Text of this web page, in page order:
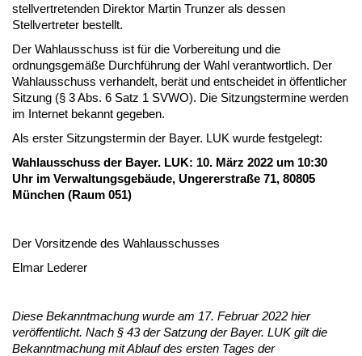
stellvertretenden Direktor Martin Trunzer als dessen
Stellvertreter bestellt.
Der Wahlausschuss ist für die Vorbereitung und die
ordnungsgemäße Durchführung der Wahl verantwortlich. Der
Wahlausschuss verhandelt, berät und entscheidet in öffentlicher
Sitzung (§ 3 Abs. 6 Satz 1 SVWO). Die Sitzungstermine werden
im Internet bekannt gegeben.
Als erster Sitzungstermin der Bayer. LUK wurde festgelegt:
Wahlausschuss der Bayer. LUK: 10. März 2022 um 10:30
Uhr im Verwaltungsgebäude, Ungererstraße 71, 80805
München (Raum 051)
Der Vorsitzende des Wahlausschusses
Elmar Lederer
Diese Bekanntmachung wurde am 17. Februar 2022 hier
veröffentlicht. Nach § 43 der Satzung der Bayer. LUK gilt die
Bekanntmachung mit Ablauf des ersten Tages der